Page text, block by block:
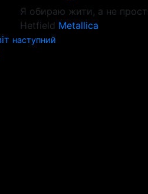
Я обираю жити, а не
Hetfield Metallica
наступний